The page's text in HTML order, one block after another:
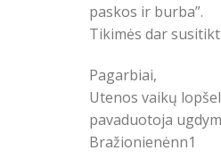
paskos ir burba”.
Tikimės dar
Pagarbiai,
Utenos vaikų
pavaduotoja
Bražionienėnn1